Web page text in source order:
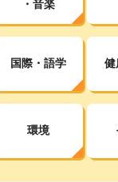
・音楽
国際・語学 健
環境